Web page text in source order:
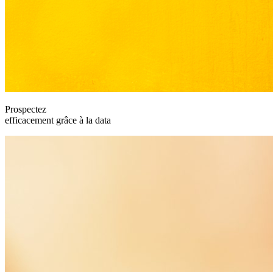
Prospectez
efficacement grâce à la data